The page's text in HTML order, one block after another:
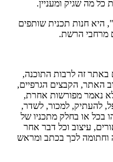
מה שגיק ומעניין.
היא חנות תכנית שותפים
באתר זה לרבות התוכנה,
האתר, הקבצים הגרפיים,
נאמר מפורשות אחרת,
להעתיק, למכור, לשדר,
בכל או בחלק מתכניו של
עיצוב וכל דבר אחר
וחתומה לכך בכתב ומראש